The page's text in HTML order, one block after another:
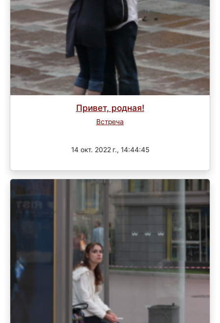
Привет, родная!
Встреча
14 окт. 2022 г., 14:44:45